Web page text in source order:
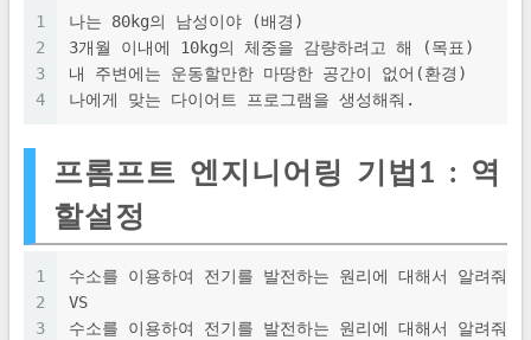
1
2
3
4
나는 80kg의 남성이야 (배경)
3개월 이내에 10kg의 체중을 감량하려고 해 (목표)
내 주변에는 운동할만한 마땅한 공간이 없어(환경)
나에게 맞는 다이어트 프로그램을 생성해줘.
프롬프트 엔지니어링 기법1 : 역
할설정
1
2
3
수소를 이용하여 전기를 발전하는 원리에 대해서 알려줘
VS
수소를 이용하여 전기를 발전하는 원리에 대해서 알려줘